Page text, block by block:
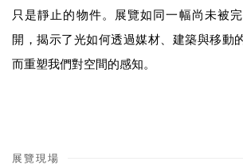
只是靜止的物件。展覽如同一幅尚未被
開，揭示了光如何透過媒材、建築與移動
而重塑我們對空間的感知。
展覽現場